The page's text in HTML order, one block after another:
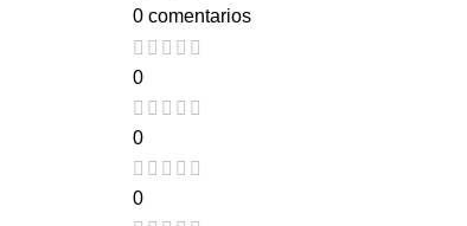
0 comentarios
0
0
0